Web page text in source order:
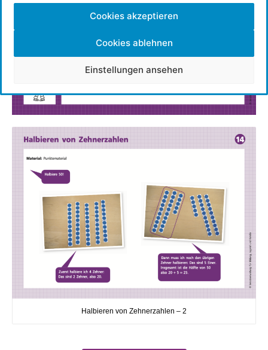
Cookies akzeptieren
Cookies ablehnen
Einstellungen ansehen
Halbieren von Zehnerzahlen – 2